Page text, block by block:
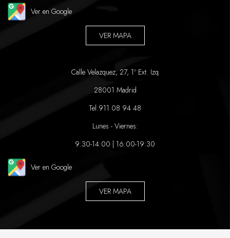
Ver en Google
VER MAPA
Calle Velazquez, 27, 1º Ext. Izq
28001 Madrid
Tel:911 08 94 48
Lunes - Viernes:
9:30-14:00 | 16:00-19:30
Ver en Google
VER MAPA